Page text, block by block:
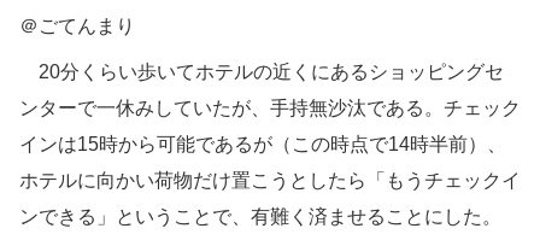
＠ごてんまり
20分くらい歩いてホテルの近くにあるショッピングセ
ンターで一休みしていたが、手持無沙汰である。チェック
インは15時から可能であるが（この時点で14時半前）、
ホテルに向かい荷物だけ置こうとしたら「もうチェックイ
ンできる」ということで、有難く済ませることにした。